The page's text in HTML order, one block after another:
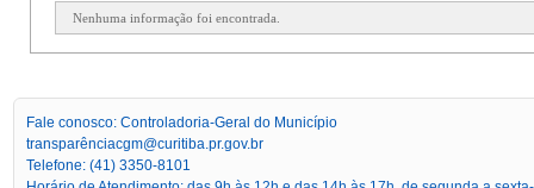
Nenhuma informação foi encontrada.
Fale conosco: Controladoria-Geral do Município
transparênciacgm@curitiba.pr.gov.br
Telefone: (41) 3350-8101